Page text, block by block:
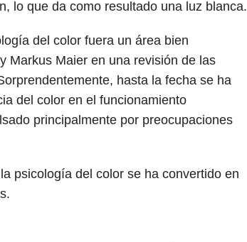
lo que da como resultado una luz blanca.
del color fuera un área bien
Markus Maier en una revisión de las
hasta la fecha se ha
del color en el funcionamiento
principalmente por preocupaciones
psicología del color se ha convertido en